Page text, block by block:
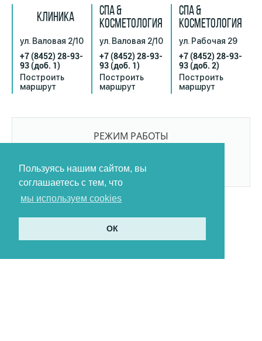
Пользуясь нашим сайтом, вы
соглашаетесь с тем, что
мы используем cookies
ОК
КЛИНИКА
ул. Валовая 2/10
+7 (8452) 28-93-
93(доб. 1)
Построить
маршрут
СПА &
КОСМЕТОЛОГИЯ
ул. Валовая 2/10
+7 (8452) 28-93-
93(доб. 1)
Построить
маршрут
СПА &
КОСМЕТОЛОГИЯ
ул. Рабочая 29
+7 (8452) 28-93-
93(доб. 2)
Построить
маршрут
РЕЖИМ РАБОТЫ
БЕЗ ПЕРЕРЫВОВ И ВЫХОДНЫХ